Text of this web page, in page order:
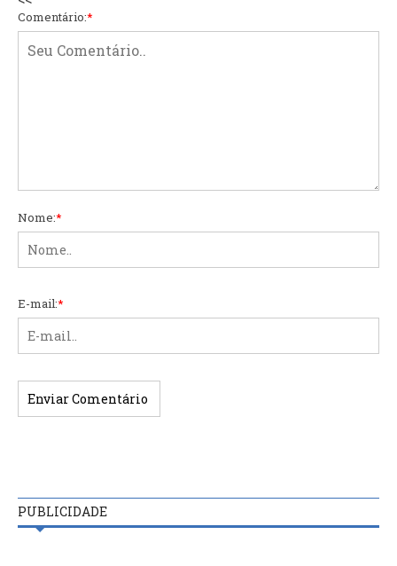
Comentário:*
Nome:*
E-mail:*
PUBLICIDADE